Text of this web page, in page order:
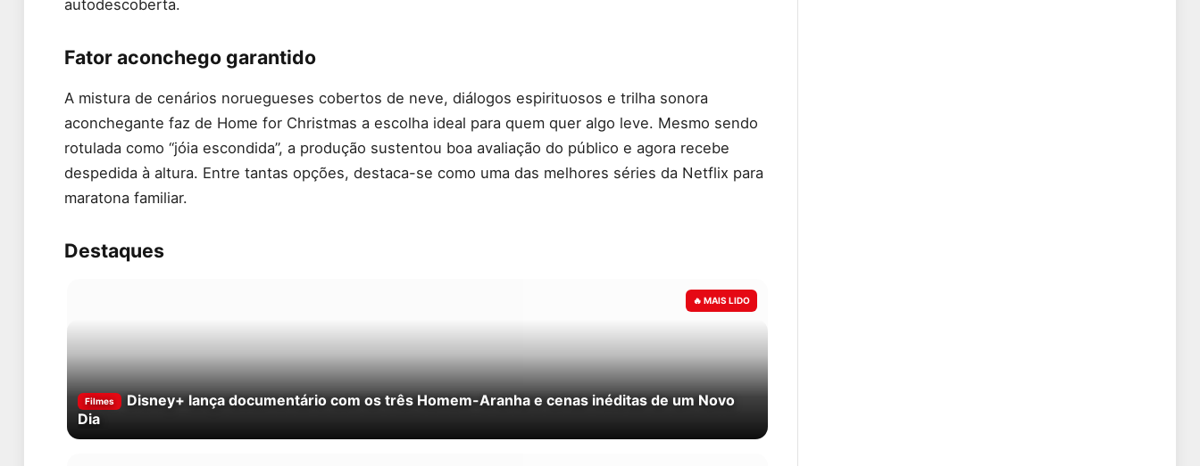
autodescoberta.
Fator aconchego garantido
A mistura de cenários noruegueses cobertos de neve, diálogos espirituosos e trilha sonora
aconchegante faz de Home for Christmas a escolha ideal para quem quer algo leve. Mesmo sendo
rotulada como “jóia escondida”, a produção sustentou boa avaliação do público e agora recebe
despedida à altura. Entre tantas opções, destaca-se como uma das melhores séries da Netflix para
maratona familiar.
Destaques
Filmes
Disney+ lança documentário com os três Homem-Aranha e cenas inéditas de um Novo
Dia